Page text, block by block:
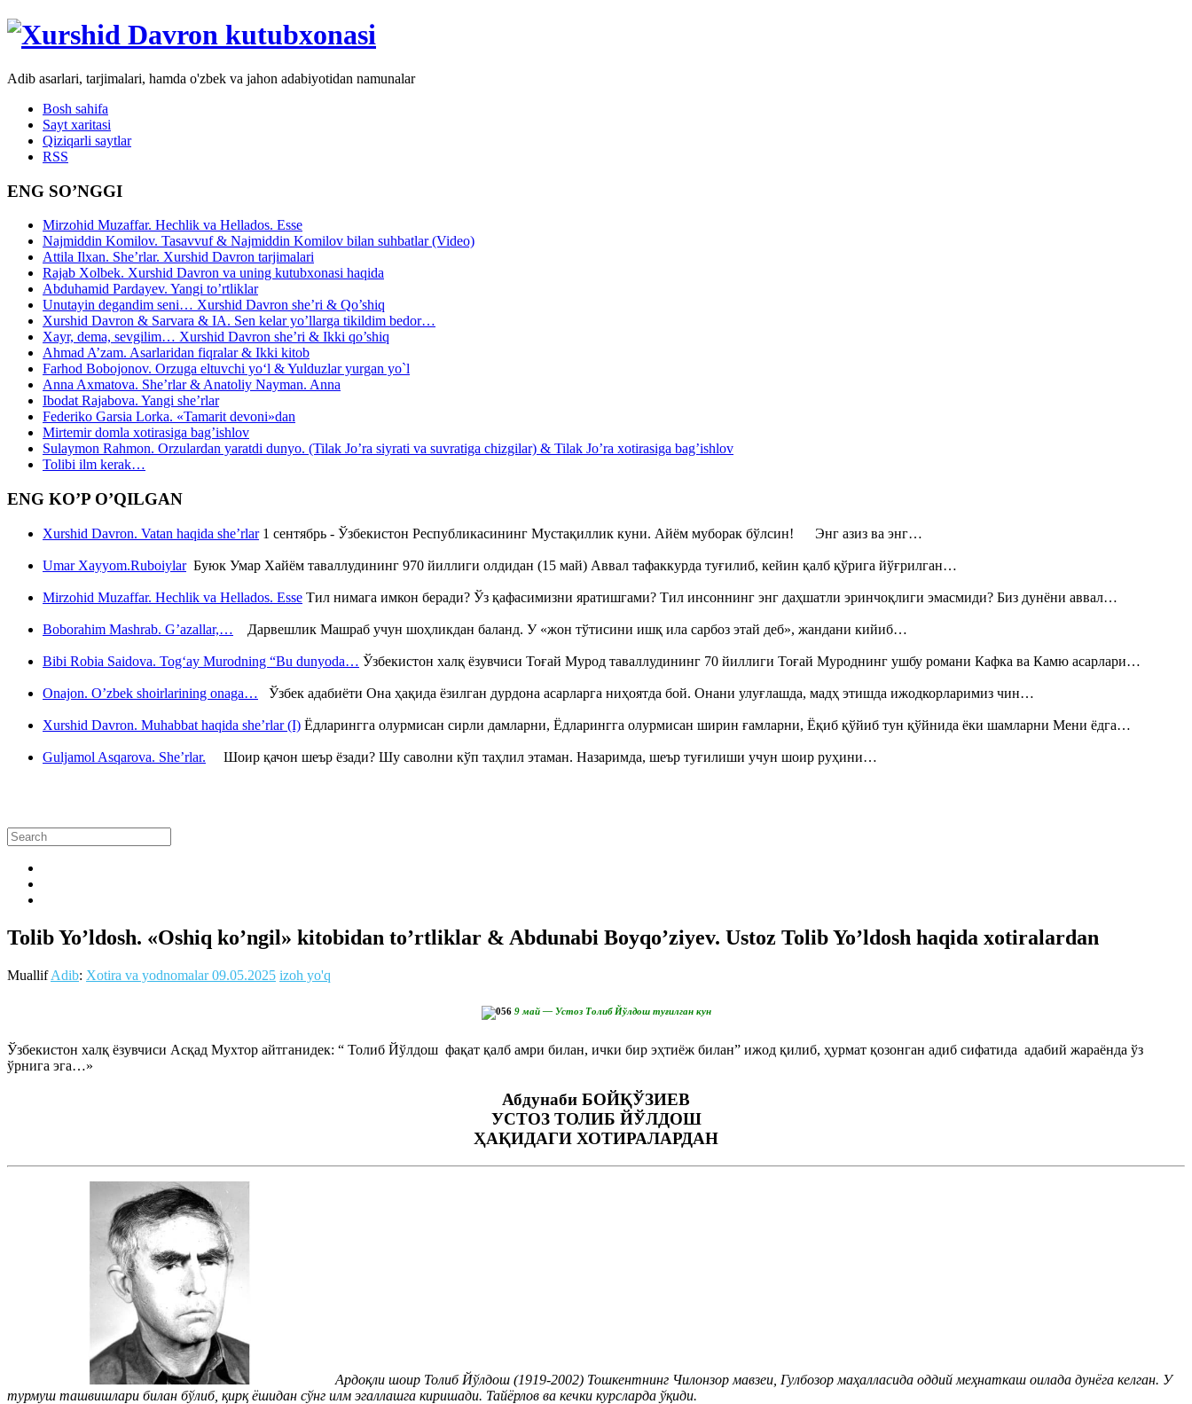
Adib asarlari, tarjimalari, hamda o'zbek va jahon adabiyotidan namunalar
Bosh sahifa
Sayt xaritasi
Qiziqarli saytlar
RSS
ENG SO’NGGI
Mirzohid Muzaffar. Hechlik va Hellados. Esse
Najmiddin Komilov. Tasavvuf & Najmiddin Komilov bilan suhbatlar (Video)
Attila Ilxan. She’rlar. Xurshid Davron tarjimalari
Rajab Xolbek. Xurshid Davron va uning kutubxonasi haqida
Abduhamid Pardayev. Yangi to’rtliklar
Unutayin degandim seni… Xurshid Davron she’ri & Qo’shiq
Xurshid Davron & Sarvara & IA. Sen kelar yo’llarga tikildim bedor…
Xayr, dema, sevgilim… Xurshid Davron she’ri & Ikki qo’shiq
Ahmad A’zam. Asarlaridan fiqralar & Ikki kitob
Farhod Bobojonov. Orzuga eltuvchi yo‘l & Yulduzlar yurgan yo`l
Anna Axmatova. She’rlar & Anatoliy Nayman. Anna
Ibodat Rajabova. Yangi she’rlar
Federiko Garsia Lorka. «Tamarit devoni»dan
Mirtemir domla xotirasiga bag’ishlov
Sulaymon Rahmon. Orzulardan yaratdi dunyo. (Tilak Jo’ra siyrati va suvratiga chizgilar) & Tilak Jo’ra xotirasiga bag’ishlov
Tolibi ilm kerak…
ENG KO’P O’QILGAN
Xurshid Davron. Vatan haqida she’rlar1 сентябрь - Ўзбекистон Республикасининг Мустақиллик куни. Айём муборак бўлсин! Энг азиз ва энг…
Umar Xayyom.RuboiylarБуюк Умар Хайём таваллудининг 970 йиллиги олдидан (15 май) Аввал тафаккурда туғилиб, кейин қалб қўрига йўғрилган…
Mirzohid Muzaffar. Hechlik va Hellados. Esse Тил нимага имкон беради? Ўз қафасимизни яратишгами? Тил инсоннинг энг даҳшатли эринчоқлиги эмасмиди? Биз дунёни аввал…
Boborahim Mashrab. G’azallar,… Дарвешлик Машраб учун шоҳликдан баланд. У «жон тўтисини ишқ ила сарбоз этай деб», жандани кийиб…
Bibi Robia Saidova. Tog‘ay Murodning “Bu dunyoda… Ўзбекистон халқ ёзувчиси Тоғай Мурод таваллудининг 70 йиллиги Тоғай Муроднинг ушбу романи Кафка ва Камю асарлари…
Onajon. O’zbek shoirlarining onaga… Ўзбек адабиёти Она ҳақида ёзилган дурдона асарларга ниҳоятда бой. Онани улуғлашда, мадҳ этишда ижодкорларимиз чин…
Xurshid Davron. Muhabbat haqida she’rlar (I) Ёдларингга олурмисан сирли дамларни, Ёдларингга олурмисан ширин ғамларни, Ёқиб қўйиб тун қўйнида ёки шамларни Мени ёдга…
Guljamol Asqarova. She’rlar. Шоир қачон шеър ёзади? Шу саволни кўп таҳлил этаман. Назаримда, шеър туғилиши учун шоир руҳини…
Tolib Yo’ldosh. «Oshiq ko’ngil» kitobidan to’rtliklar & Abdunabi Boyqo’ziyev. Ustoz Tolib Yo’ldosh haqida xotiralardan
MuallifAdib: Xotira va yodnomalar 09.05.2025 izoh yo'q
9 май — Устоз Толиб Йўлдош туғилган кун
Ўзбекистон халқ ёзувчиси Асқад Мухтор айтганидек: “ Толиб Йўлдош фақат қалб амри билан, ички бир эҳтиёж билан” ижод қилиб, ҳурмат қозонган адиб сифатида адабий жараёнда ўз
ўрнига эга…»
Абдунаби БОЙҚЎЗИЕВ
УСТОЗ ТОЛИБ ЙЎЛДОШ
ҲАҚИДАГИ ХОТИРАЛАРДАН
Ардоқли шоир Толиб Йўлдош (1919-2002) Тошкентнинг Чилонзор мавзеи, Гулбозор маҳалласида оддий меҳнаткаш оилада дунёга келган. У
турмуш ташвишлари билан бўлиб, қирқ ёшидан сўнг илм эгаллашга киришади. Тайёрлов ва кечки курсларда ўқиди.